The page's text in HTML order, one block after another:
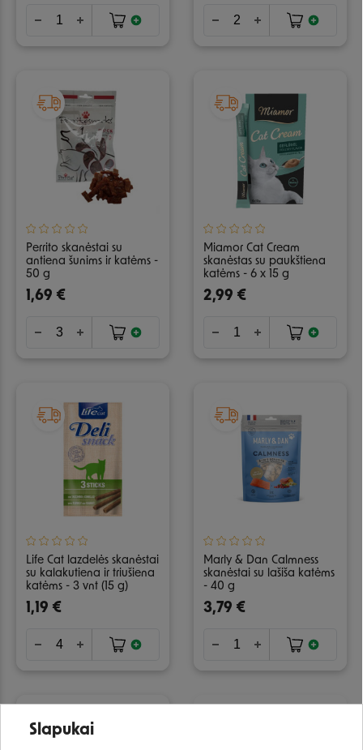
Perrito skanėstai su
antiena šunims ir katėms -
50 g
1,69 €
Miamor Cat Cream
skanėstas su paukštiena
katėms - 6 x 15 g
2,99 €
Life Cat lazdelės skanėstai
su kalakutiena ir triušiena
katėms - 3 vnt (15 g)
1,19 €
Marly & Dan Calmness
skanėstai su lašiša katėms
- 40 g
3,79 €
Slapukai